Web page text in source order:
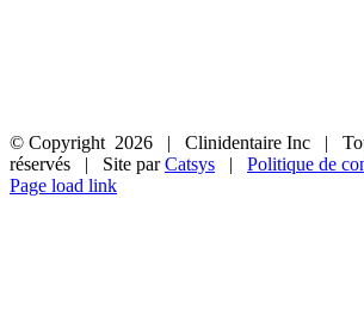
© Copyright 2026 | Clinidentaire Inc |
réservés | Site parCatsys | Politique de
Page load link